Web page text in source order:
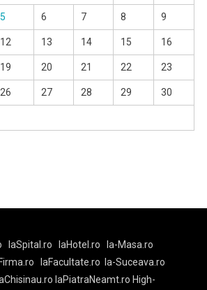
5 6 7 8 9
12 13 14 15 16
19 20 21 22 23
26 27 28 29 30
laSpital.ro laHotel.ro
la-Masa.ro
laFacultate.ro
la-Suceava.ro
laPiatraNeamt.ro High-